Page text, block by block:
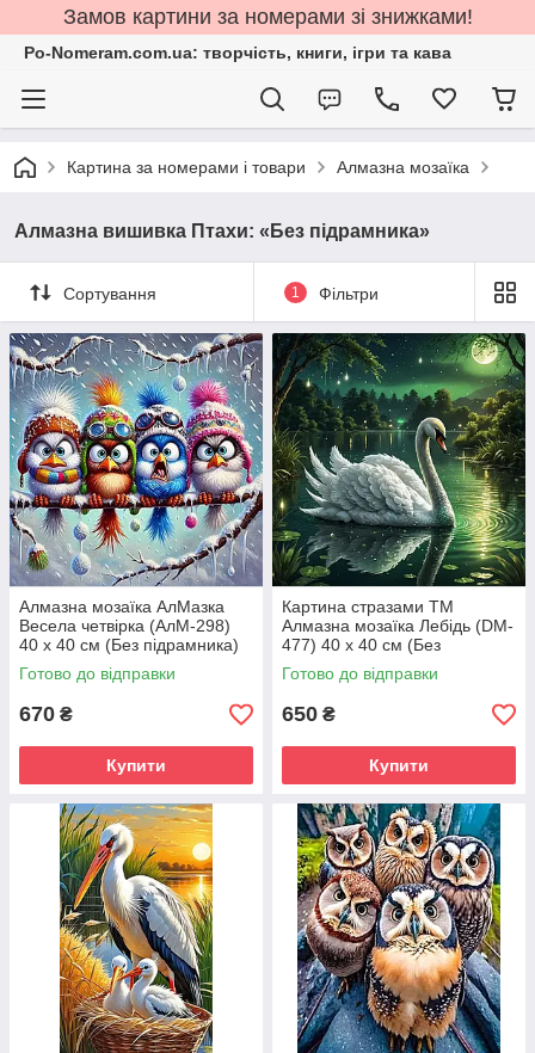
Замов картини за номерами зі знижками!
Po-Nomeram.com.ua: творчість, книги, ігри та кава
Картина за номерами і товари Алмазна мозаїка
Алмазна вишивка Птахи: «Без підрамника»
Сортування 1 Фільтри
Алмазна мозаїка АлМазка
Весела четвірка (АлМ-298)
40 х 40 см (Без підрамника)
Готово до відправки
670 ₴
Купити
Картина стразами ТМ
Алмазна мозаїка Лебідь (DM-
477) 40 х 40 см (Без
підрамника)
Готово до відправки
650 ₴
Купити